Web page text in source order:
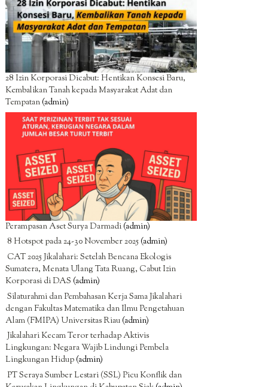
28 Izin Korporasi Dicabut: Hentikan Konsesi Baru,
Kembalikan Tanah kepada Masyarakat Adat dan
Tempatan(admin)
Perampasan Aset Surya Darmadi(admin)
8 Hotspot pada 24-30 November 2025(admin)
CAT 2025 Jikalahari: Setelah Bencana Ekologis
Sumatera, Menata Ulang Tata Ruang, Cabut Izin
Korporasi di DAS (admin)
Silaturahmi dan Pembahasan Kerja Sama Jikalahari
dengan Fakultas Matematika dan Ilmu Pengetahuan
Alam (FMIPA) Universitas Riau(admin)
Jikalahari Kecam Teror terhadap Aktivis
Lingkungan: Negara Wajib Lindungi Pembela
Lingkungan Hidup(admin)
PT Seraya Sumber Lestari (SSL) Picu Konflik dan